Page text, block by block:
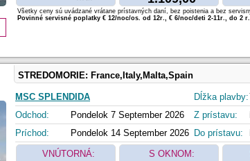
Všetky ceny sú uvádzané vrátane prístavných daní, bez poistenia a bez
Povinné servisné poplatky € 12/noc/os. od 12r., € 6/noc/deti 2-11r., do 2
STREDOMORIE: France,Italy,Malta,Spain
MSC SPLENDIDA
Odchod:
Pondelok 7 September 2026
Príchod:
Pondelok 14 September 2026
Dĺžka plavby:
Z prístavu:
Do prístavu:
VNÚTORNÁ:
S OKNOM: